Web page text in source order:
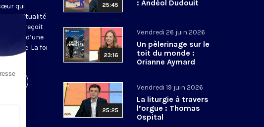
qui
la spiritualité
reçoit
d’une
La foi
25:45
: Andéol Dudouit
23:16
Vendredi 26 juin 2026
Un pèlerinage sur le
toit du monde :
Orianne Aymard
25:25
Vendredi 19 juin 2026
La liturgie à travers
l’orgue : Thomas
Ospital